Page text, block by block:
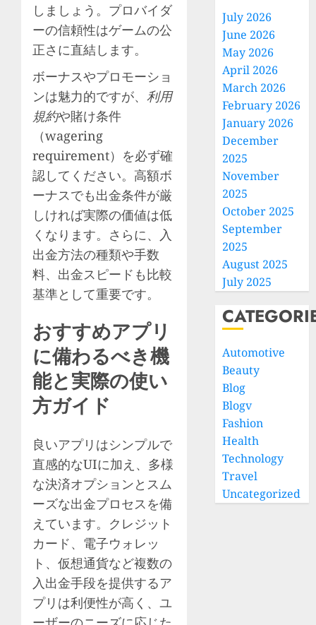
しましょう。プロバイダ
ーの信頼性はゲームの公
正さに直結します。
ボーナスやプロモーショ
ンは魅力的ですが、 利用
規約や賭け条件
（wagering
requirement）を必ず確
認してください。高額ボ
ーナスでも出金条件が厳
しければ実際の価値は低
くなります。さらに、入
出金方法の種類や手数
料、出金スピードも比較
基準として重要です。
おすすめアプリ
に備わるべき機
能と実際の使い
方ガイド
良いアプリはシンプルで
直感的なUIに加え、多様
な決済オプションとスム
ーズな出金プロセスを備
えています。クレジット
カード、電子ウォレッ
ト、仮想通貨など複数の
入出金手段を提供するア
プリは利便性が高く、ユ
July 2026
June 2026
May 2026
April 2026
March 2026
February 2026
January 2026
December
2025
November
2025
October 2025
September
2025
August 2025
July 2025
Automotive
Beauty
Blog
Blogv
Fashion
Health
Technology
Travel
Uncategorized